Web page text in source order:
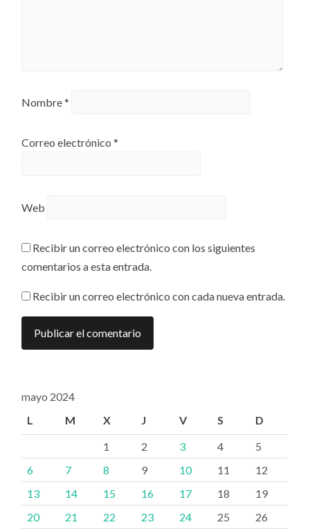
Nombre*
Correo electrónico*
Web
Recibir un correo electrónico con los siguientes
comentarios a esta entrada.
Recibir un correo electrónico con cada nueva entrada.
mayo 2024
L
M X J V S D
1 2 3 4
5
6
7 8 9 10 11
12
13
14 15 16 17 18
19
20
21 22 23 24 25
26